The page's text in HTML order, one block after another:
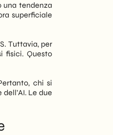
una tendenza
superficiale
Tuttavia, per
fisici. Questo
chi si
Le due